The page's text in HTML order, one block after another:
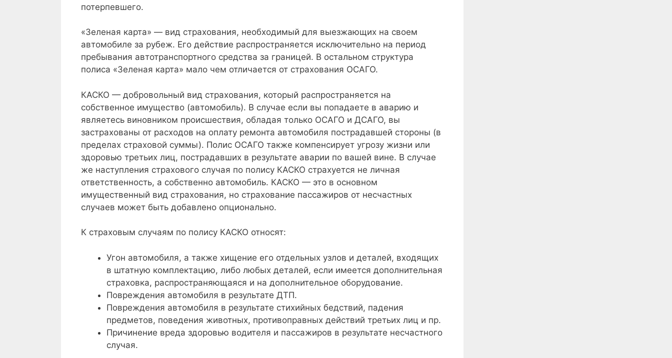
потерпевшего.
«Зеленая карта» — вид страхования, необходимый для выезжающих на своем
автомобиле за рубеж. Его действие распространяется исключительно на период
пребывания автотранспортного средства за границей. В остальном структура
полиса «Зеленая карта» мало чем отличается от страхования ОСАГО.
КАСКО — добровольный вид страхования, который распространяется на
собственное имущество (автомобиль). В случае если вы попадаете в аварию и
являетесь виновником происшествия, обладая только ОСАГО и ДСАГО, вы
застрахованы от расходов на оплату ремонта автомобиля пострадавшей стороны (в
пределах страховой суммы). Полис ОСАГО также компенсирует угрозу жизни или
здоровью третьих лиц, пострадавших в результате аварии по вашей вине. В случае
же наступления страхового случая по полису КАСКО страхуется не личная
ответственность, а собственно автомобиль. КАСКО — это в основном
имущественный вид страхования, но страхование пассажиров от несчастных
случаев может быть добавлено опционально.
К страховым случаям по полису КАСКО относят:
Угон автомобиля, а также хищение его отдельных узлов и деталей, входящих
в штатную комплектацию, либо любых деталей, если имеется дополнительная
страховка, распространяющаяся и на дополнительное оборудование.
Повреждения автомобиля в результате ДТП.
Повреждения автомобиля в результате стихийных бедствий, падения
предметов, поведения животных, противоправных действий третьих лиц и пр.
Причинение вреда здоровью водителя и пассажиров в результате несчастного
случая.